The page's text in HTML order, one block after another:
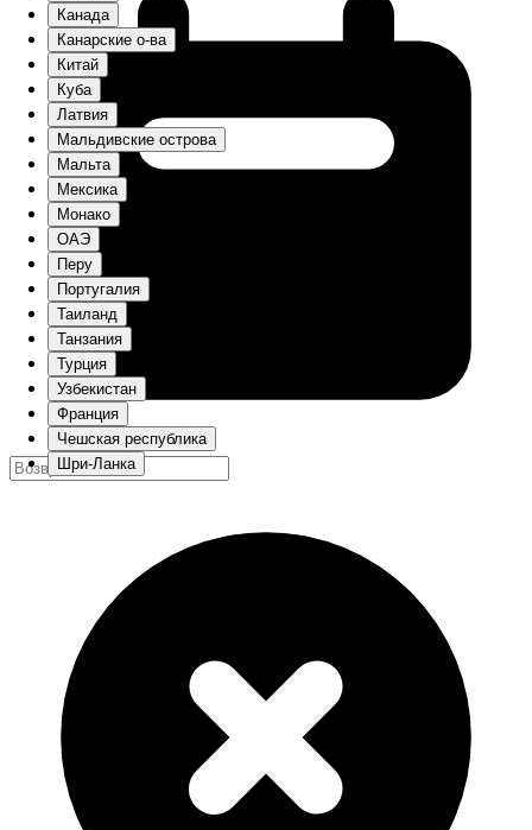
Канада
Канарские о-ва
Китай
Куба
Латвия
Мальдивские острова
Мальта
Мексика
Монако
ОАЭ
Перу
Португалия
Таиланд
Танзания
Турция
Узбекистан
Франция
Чешская республика
Шри-Ланка